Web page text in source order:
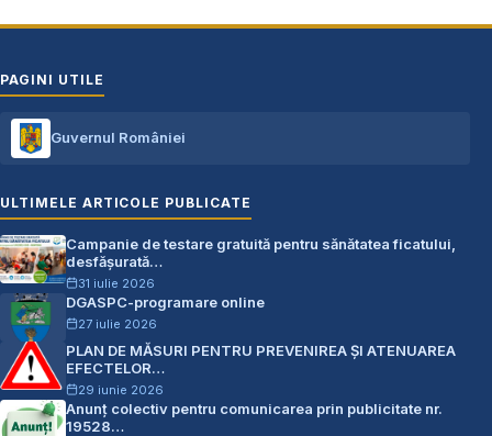
PAGINI UTILE
Guvernul României
ULTIMELE ARTICOLE PUBLICATE
Campanie de testare gratuită pentru sănătatea ficatului,
desfășurată…
31 iulie 2026
DGASPC-programare online
27 iulie 2026
PLAN DE MĂSURI PENTRU PREVENIREA ŞI ATENUAREA
EFECTELOR…
29 iunie 2026
Anunț colectiv pentru comunicarea prin publicitate nr.
19528…